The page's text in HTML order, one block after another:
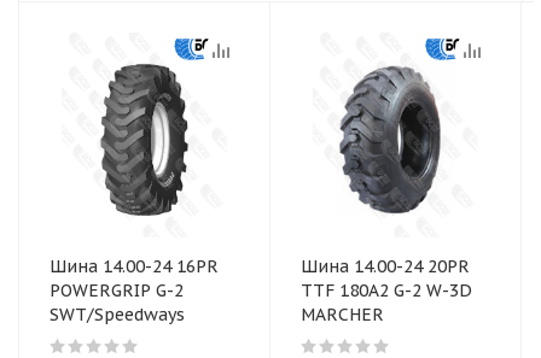
Шина 14.00-24 16PR
POWERGRIP G-2
SWT/Speedways
Шина 14.00-24 20PR
TTF 180A2 G-2 W-3D
MARCHER